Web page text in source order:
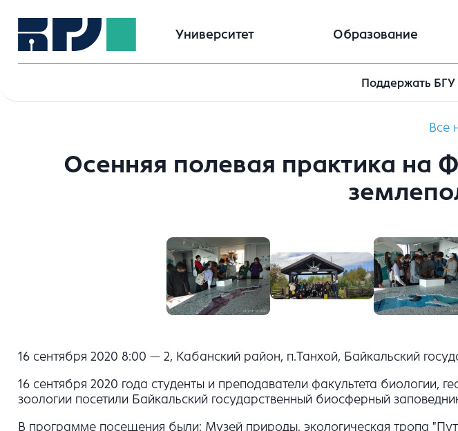
Университет Образование
Поддержать БГУ
Все
Осенняя полевая практика на
16 сентября 2020 8:00 — 2, Кабанский район, п.Танхой, Байкальский
16 сентября 2020 года студенты и преподаватели факультета биологии,
зоологии посетили Байкальский государственный биосферный
В программе посещения были: Музей природы, экологическая тропа